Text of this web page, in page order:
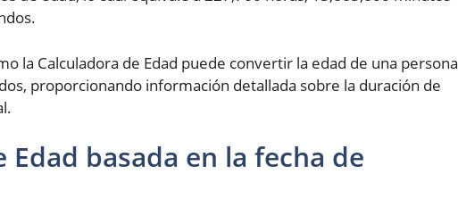
la Calculadora de Edad puede convertir la edad de una persona
proporcionando información detallada sobre la duración de
Edad basada en la fecha de